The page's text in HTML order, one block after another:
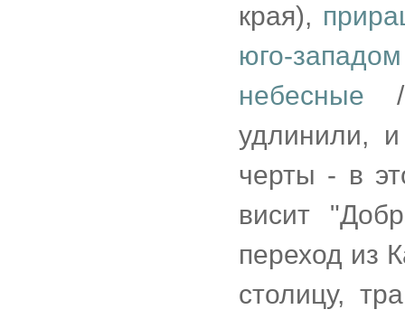
края),
юго-
небесные /
удлинили,
черты - в
висит
переход из
столицу,